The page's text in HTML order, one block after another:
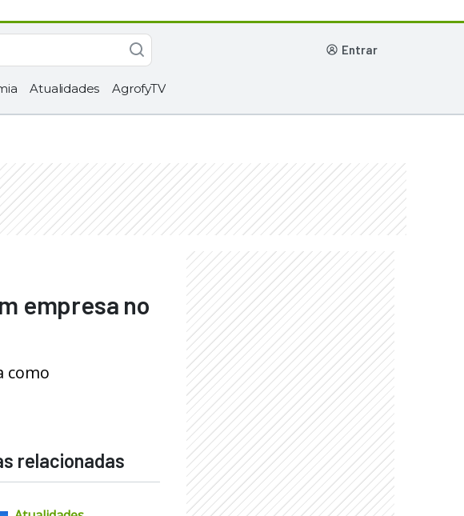
entrar
Atualidades AgrofyTV
empresa no
como
relacionadas